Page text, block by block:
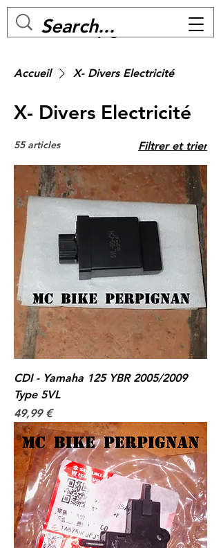
MC BIKE Perpignan
Accueil X- Divers Electricité
X- Divers Electricité
55 articles Filtrer et trier
CDI - Yamaha 125 YBR 2005/2009
Type 5VL
Prix
49,99 €